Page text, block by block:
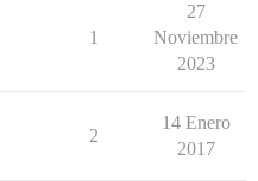
1
27
Noviembre
2023
2
14 Enero
2017